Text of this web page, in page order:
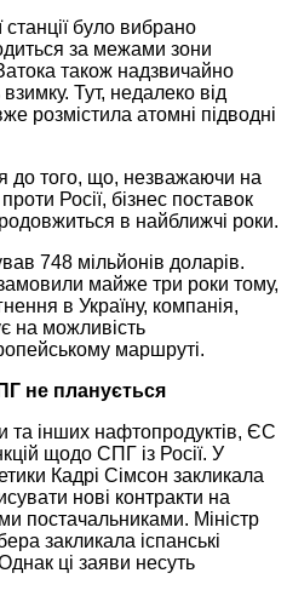
було вибрано
за межами зони
також надзвичайно
Тут, недалеко від
розмістила атомні підводні
до того, що, незважаючи на
Росії, бізнес поставок
в найближчі роки.
748 мільйонів доларів.
майже три роки тому,
в Україну, компанія,
на можливість
маршруті.
не планується
та інших нафтопродуктів, ЄС
щодо СПГ із Росії. У
Кадрі Сімсон закликала
нові контракти на
постачальниками. Міністр
закликала іспанські
ці заяви несуть